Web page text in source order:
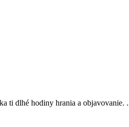
ti dlhé hodiny hrania a objavovanie.